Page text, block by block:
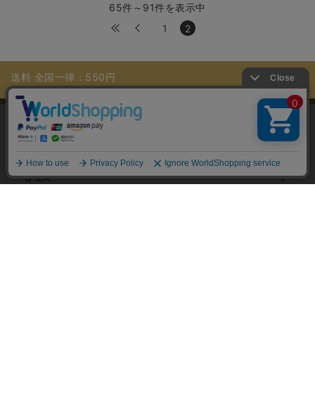
65件～91件を表示中
1
2
送料 全国一律：550円
11,000円（税込）以上お買上げで送料無料
ご利用ガイド
Q＆A
当サイトではユーザーの利便性向上やサイト改
善のためにCookieを使用しています。 詳細につ
照ください。
承諾する